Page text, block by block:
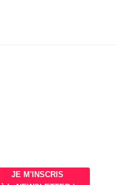
JE M'INSCRIS